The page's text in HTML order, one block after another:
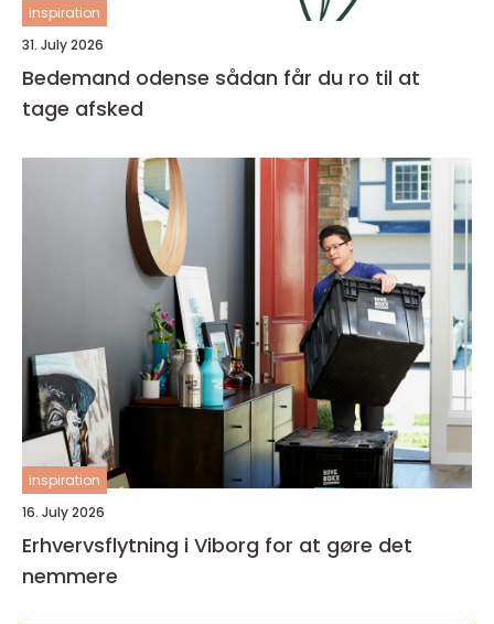
inspiration
31. July 2026
Bedemand odense sådan får du ro til at
tage afsked
inspiration
16. July 2026
Erhvervsflytning i Viborg for at gøre det
nemmere